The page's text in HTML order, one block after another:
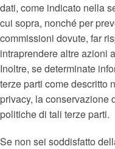
dati, come indicato nella
cui sopra, nonché per
commissioni dovute, far
intraprendere altre azioni
Inoltre, se determinate
terze parti come descritto
privacy, la conservazione
politiche di tali terze parti.
Se non sei soddisfatto